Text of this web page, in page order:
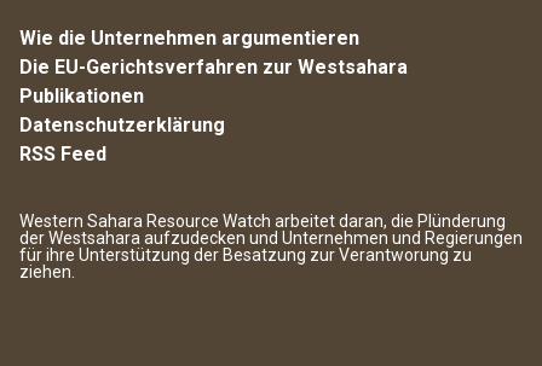
Wie die Unternehmen argumentieren
Die EU-Gerichtsverfahren zur Westsahara
Publikationen
Datenschutzerklärung
RSS Feed
Western Sahara Resource Watch arbeitet daran, die Plünderung
der Westsahara aufzudecken und Unternehmen und Regierungen
für ihre Unterstützung der Besatzung zur Verantworung zu
ziehen.